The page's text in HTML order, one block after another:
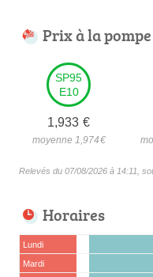
Prix à la pompe
SP95
E10
1,933 €
moyenne 1,974€
Relevés du 07/08/2026 à 14:11,
Horaires
Lundi
Mardi